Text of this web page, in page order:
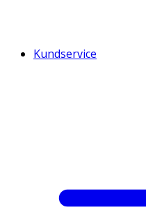
Kundservice